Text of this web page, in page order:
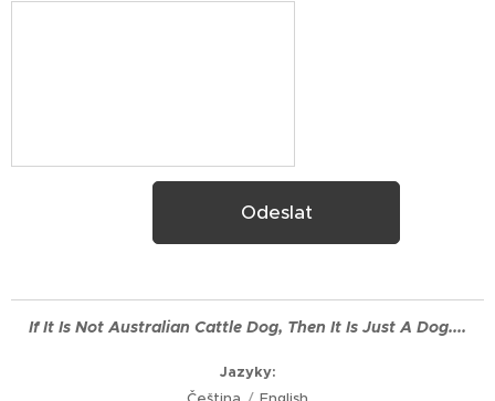
Odeslat
If It Is Not Australian Cattle Dog, Then It Is Just A Dog....
Jazyky